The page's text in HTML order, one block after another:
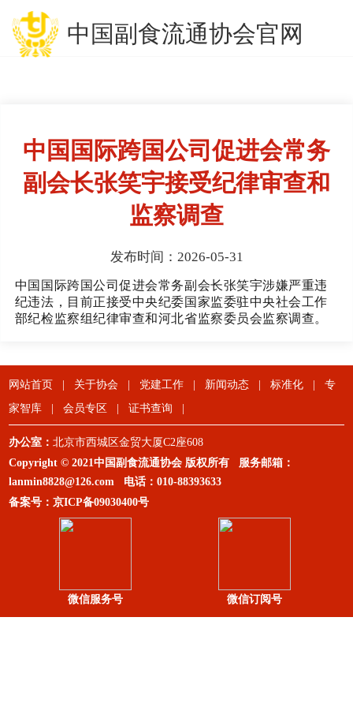
中国副食流通协会官网
中国国际跨国公司促进会常务
副会长张笑宇接受纪律审查和
监察调查
发布时间：2026-05-31
中国国际跨国公司促进会常务副会长张笑宇涉嫌严重违
纪违法，目前正接受中央纪委国家监委驻中央社会工作
部纪检监察组纪律审查和河北省监察委员会监察调查。
网站首页 关于协会 党建工作 新闻动态 标准化
专
家智库
会员专区 证书查询
办公室：北京市西城区金贸大厦C2座608
Copyright © 2021中国副食流通协会 版权所有 服务邮箱：
lanmin8828@126.com 电话：010-88393633
备案号：京ICP备09030400号
微信服务号 微信订阅号